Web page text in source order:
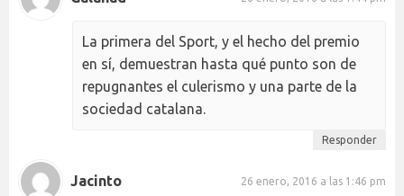
La primera del Sport, y el hecho del premio
en sí, demuestran hasta qué punto son de
repugnantes el culerismo y una parte de la
sociedad catalana.
Responder
Jacinto 26 enero, 2016 a las 1:46 pm